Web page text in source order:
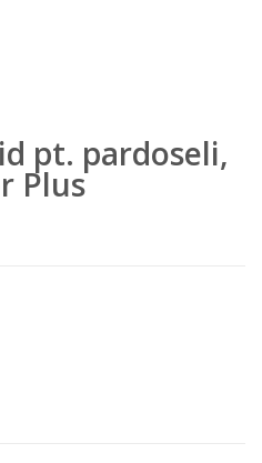
pt. pardoseli,
Plus